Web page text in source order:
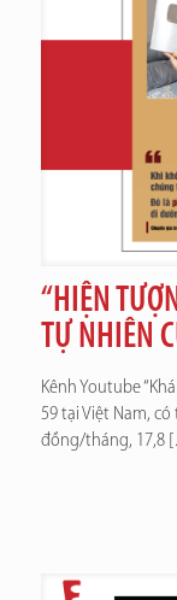
“HIỆN
TỰ NHIÊN
Kênh Youtube
59 tại Việt Nam,
đồng/tháng, 17,8